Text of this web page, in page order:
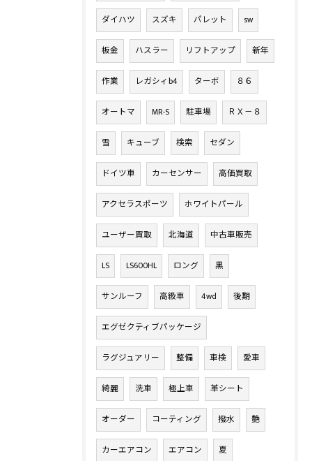
ダイハツ スズキ パレット sw
板金 ハスラー リフトアップ 新年
作業 レガシィb4 ターボ ８６
オートマ MR-S 駐車場 ＲＸ－８
雪 キューブ 検索 セダン
ドイツ車 カーセンサー 高価買取
アクセラスポーツ ホワイトパール
ユーザー買取 北海道 中古車販売
LS LS600HL ロング 黒
サンルーフ 高級車 4wd 後期
エグゼクティブパッケージ
ラグジュアリー 整備 車検 愛車
綺麗 洗車 極上車 革シート
オーダー コーティング 撥水 艶
カーエアコン エアコン 夏